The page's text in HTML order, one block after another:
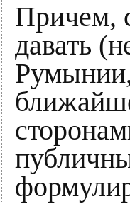
Причем,
давать